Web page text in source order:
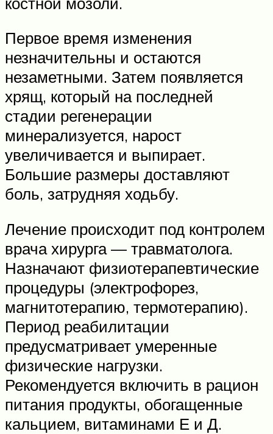
Первое время изменения
незначительны и остаются
незаметными. Затем появляется
хрящ, который на последней
стадии регенерации
минерализуется, нарост
увеличивается и выпирает.
Большие размеры доставляют
боль, затрудняя ходьбу.
Лечение происходит под контролем
врача хирурга — травматолога.
Назначают физиотерапевтические
процедуры (электрофорез,
магнитотерапию, термотерапию).
Период реабилитации
предусматривает умеренные
физические нагрузки.
Рекомендуется включить в рацион
питания продукты, обогащенные
кальцием, витаминами Е и Д.